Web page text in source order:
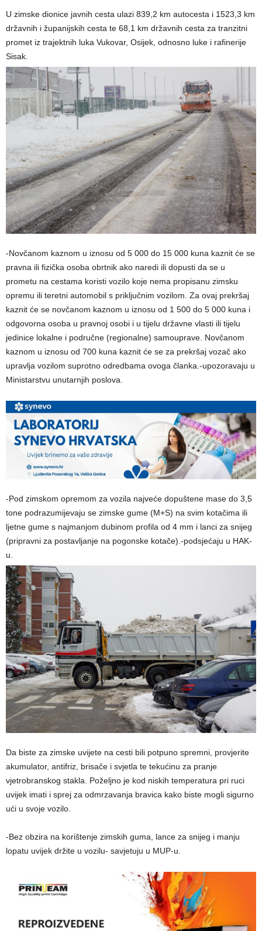
U zimske dionice javnih cesta ulazi 839,2 km autocesta i 1523,3 km
državnih i županijskih cesta te 68,1 km državnih cesta za tranzitni
promet iz trajektnih luka Vukovar, Osijek, odnosno luke i rafinerije
Sisak.
-Novčanom kaznom u iznosu od 5 000 do 15 000 kuna kaznit će se
pravna ili fizička osoba obrtnik ako naredi ili dopusti da se u
prometu na cestama koristi vozilo koje nema propisanu zimsku
opremu ili teretni automobil s priključnim vozilom. Za ovaj prekršaj
kaznit će se novčanom kaznom u iznosu od 1 500 do 5 000 kuna i
odgovorna osoba u pravnoj osobi i u tijelu državne vlasti ili tijelu
jedinice lokalne i područne (regionalne) samouprave. Novčanom
kaznom u iznosu od 700 kuna kaznit će se za prekršaj vozač ako
upravlja vozilom suprotno odredbama ovoga članka.-upozoravaju u
Ministarstvu unutarnjih poslova.
-Pod zimskom opremom za vozila najveće dopuštene mase do 3,5
tone podrazumijevaju se zimske gume (M+S) na svim kotačima ili
ljetne gume s najmanjom dubinom profila od 4 mm i lanci za snijeg
(pripravni za postavljanje na pogonske kotače).-podsjećaju u HAK-
u.
Da biste za zimske uvijete na cesti bili potpuno spremni, provjerite
akumulator, antifriz, brisače i svjetla te tekućinu za pranje
vjetrobranskog stakla. Poželjno je kod niskih temperatura pri ruci
uvijek imati i sprej za odmrzavanja bravica kako biste mogli sigurno
ući u svoje vozilo.
-Bez obzira na korištenje zimskih guma, lance za snijeg i manju
lopatu uvijek držite u vozilu- savjetuju u MUP-u.